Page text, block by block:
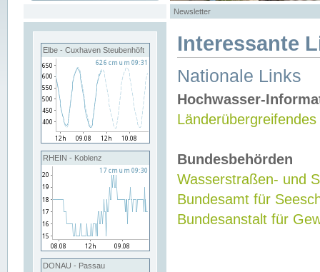
Newsletter
Elbe - Cuxhaven Steubenhöft
RHEIN - Koblenz
DONAU - Passau
Interessante
Nationale Links
Hochwasser-
Bundesbehörden
Wasserstraßen- und
Bundesamt für
Bundesanstalt für